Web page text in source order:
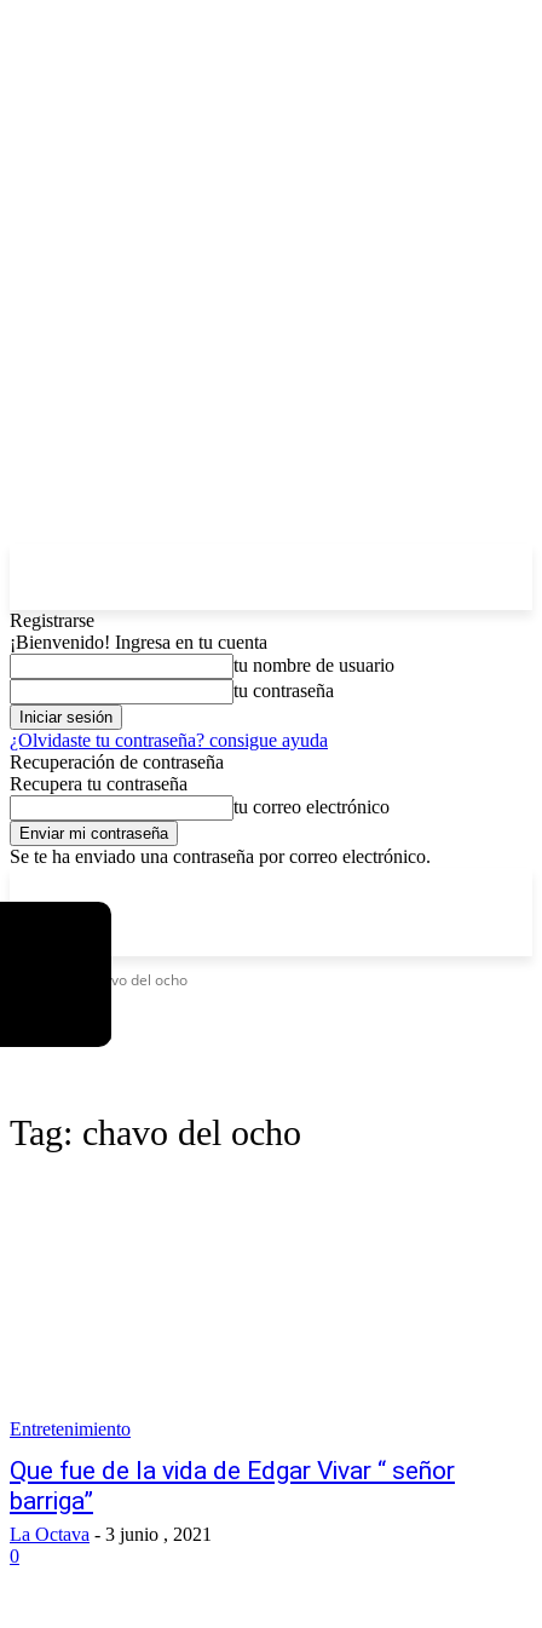
Registrarse
¡Bienvenido! Ingresa en tu cuenta
tu nombre de usuario
tu contraseña
¿Olvidaste tu contraseña? consigue ayuda
Recuperación de contraseña
Recupera tu contraseña
tu correo electrónico
Se te ha enviado una contraseña por correo electrónico.
Chavo del ocho
Tag: chavo del ocho
Entretenimiento
Que fue de la vida de Edgar Vivar “ señor
barriga”
La Octava - 3 junio , 2021
0